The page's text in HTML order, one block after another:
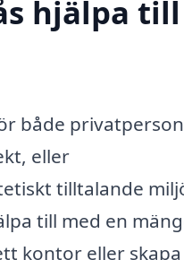
hjälpa till
både
eller
tilltalande
till med en
kontor eller